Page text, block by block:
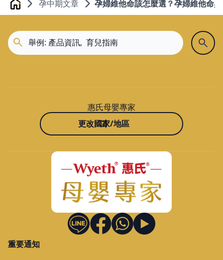
Home 孕中期文章 孕婦維他命該怎麼選？孕婦維他命
惠氏母嬰專家
更改國家/地區
重要通知